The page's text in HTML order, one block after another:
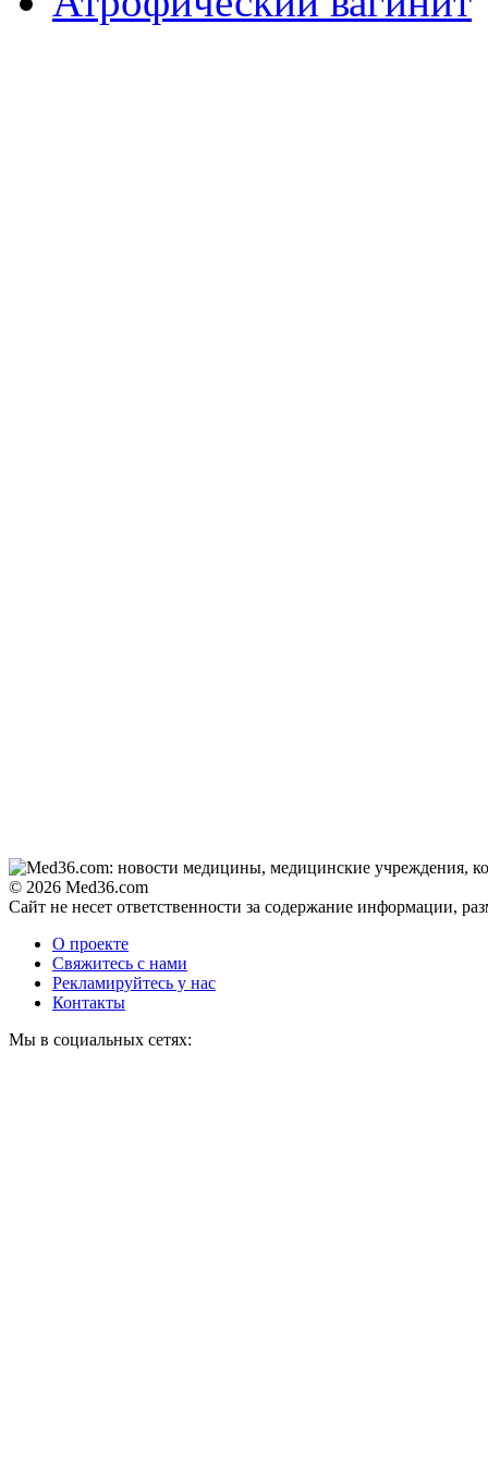
© 2026 Med36.com
Сайт не несет ответственности за содержание информации,
О проекте
Свяжитесь с нами
Рекламируйтесь у нас
Контакты
Мы в социальных сетях: